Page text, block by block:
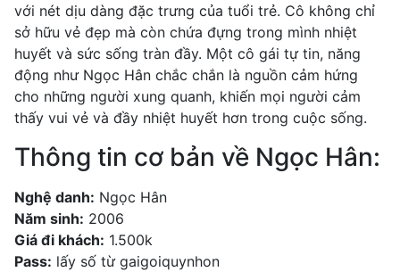
với nét dịu dàng đặc trưng của tuổi trẻ. Cô không chỉ
sở hữu vẻ đẹp mà còn chứa đựng trong mình nhiệt
huyết và sức sống tràn đầy. Một cô gái tự tin, năng
động như Ngọc Hân chắc chắn là nguồn cảm hứng
cho những người xung quanh, khiến mọi người cảm
thấy vui vẻ và đầy nhiệt huyết hơn trong cuộc sống.
Thông tin cơ bản về Ngọc Hân:
Nghệ danh: Ngọc Hân
Năm sinh: 2006
Giá đi khách: 1.500k
Pass: lấy số từ gaigoiquynhon